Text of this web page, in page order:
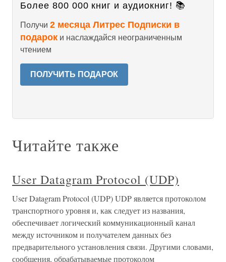
Более 800 000 книг и аудиокниг! 📚
Получи 2 месяца Литрес Подписки в
подарок и наслаждайся неограниченным
чтением
ПОЛУЧИТЬ ПОДАРОК
Читайте также
User Datagram Protocol (UDP)
User Datagram Protocol (UDP) UDP является протоколом
транспортного уровня и, как следует из названия,
обеспечивает логический коммуникационный канал
между источником и получателем данных без
предварительного установления связи. Другими словами,
сообщения, обрабатываемые протоколом